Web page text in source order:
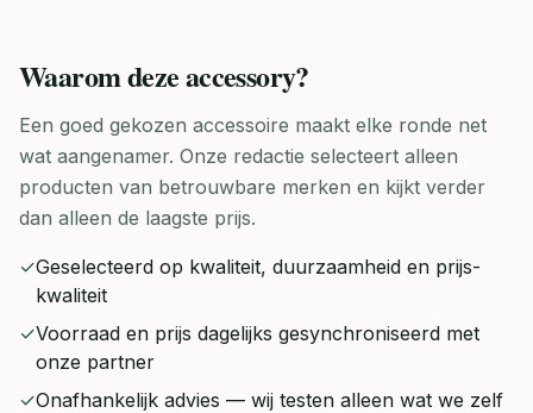
Waarom dezeaccessory?
Een goed gekozen accessoire maakt elke ronde net
wat aangenamer. Onze redactie selecteert alleen
producten van betrouwbare merken en kijkt verder
dan alleen de laagste prijs.
✓Geselecteerd op kwaliteit, duurzaamheid en prijs-
kwaliteit
✓Voorraad en prijs dagelijks gesynchroniseerd met
onze partner
✓Onafhankelijk advies — wij testen alleen wat we zelf